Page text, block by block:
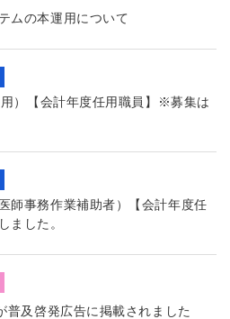
ムの本運用について
）【会計年度任用職員】※募集は
師事務作業補助者）【会計年度任
ました。
普及啓発広告に掲載されました